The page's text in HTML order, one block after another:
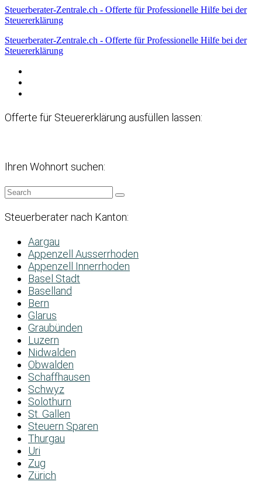
Steuerberater-Zentrale.ch - Offerte für Professionelle Hilfe bei der
Steuererklärung
Steuerberater-Zentrale.ch - Offerte für Professionelle Hilfe bei der
Steuererklärung
Offerte für Steuererklärung ausfüllen lassen:
Ihren Wohnort suchen:
Steuerberater nach Kanton:
Aargau
Appenzell Ausserrhoden
Appenzell Innerrhoden
Basel Stadt
Baselland
Bern
Glarus
Graubünden
Luzern
Nidwalden
Obwalden
Schaffhausen
Schwyz
Solothurn
St. Gallen
Steuern Sparen
Thurgau
Uri
Zug
Zürich